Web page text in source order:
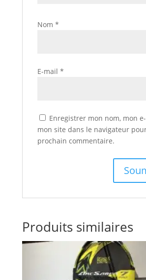
Nom *
E-mail *
Enregistrer mon nom, mon
mon site dans le navigateur
prochain commentaire.
Produits similaires